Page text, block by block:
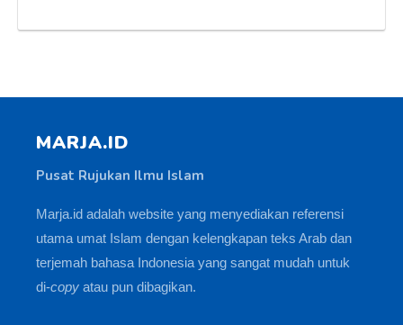
MARJA.ID
Pusat Rujukan Ilmu Islam
Marja.id adalah website yang menyediakan referensi
utama umat Islam dengan kelengkapan teks Arab dan
terjemah bahasa Indonesia yang sangat mudah untuk
di-copy atau pun dibagikan.